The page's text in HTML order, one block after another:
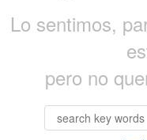
Lo sentimos,
pero no